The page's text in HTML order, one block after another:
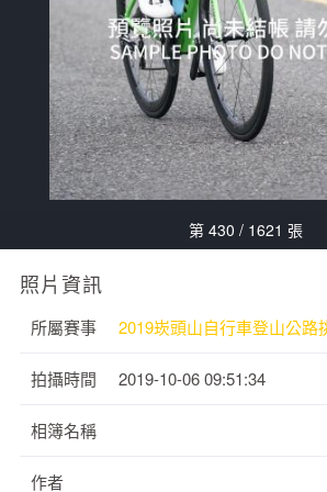
第 430 / 1621 張
照片資訊
所屬賽事 2019崁頭山自行車登山公路
拍攝時間 2019-10-06 09:51:34
相簿名稱
作者